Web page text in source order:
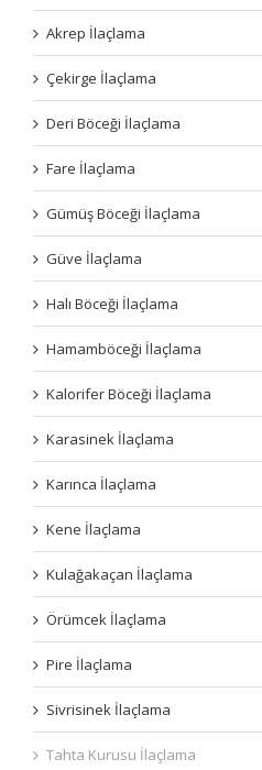
Akrep İlaçlama
Çekirge İlaçlama
Deri Böceği İlaçlama
Fare İlaçlama
Gümüş Böceği İlaçlama
Güve İlaçlama
Halı Böceği İlaçlama
Hamamböceği İlaçlama
Kalorifer Böceği İlaçlama
Karasinek İlaçlama
Karınca İlaçlama
Kene İlaçlama
Kulağakaçan İlaçlama
Örümcek İlaçlama
Pire İlaçlama
Sivrisinek İlaçlama
Tahta Kurusu İlaçlama